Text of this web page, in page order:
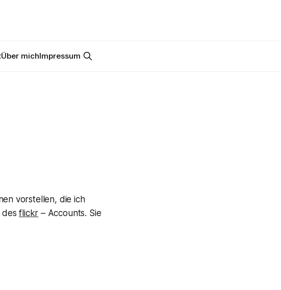
Über michImpressum
vorstellen, die ich
desflickr – Accounts. Sie